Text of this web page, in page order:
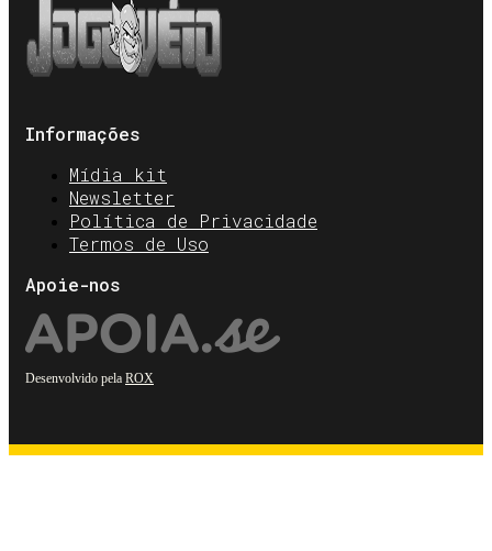
Informações
Mídia kit
Newsletter
Política de Privacidade
Termos de Uso
Apoie-nos
Desenvolvido pela ROX